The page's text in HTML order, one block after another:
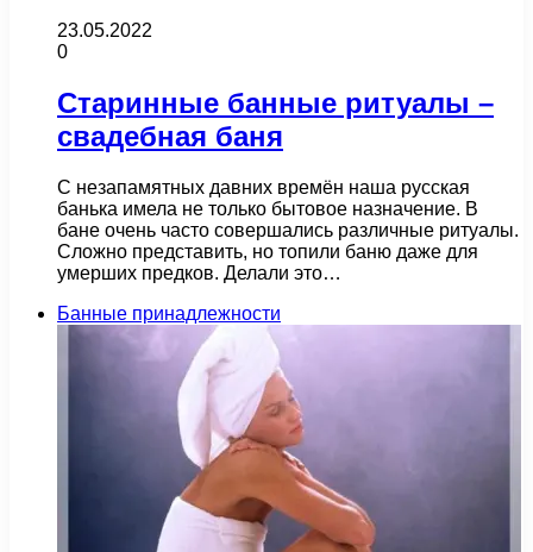
23.05.2022
0
Старинные банные ритуалы –
свадебная баня
С незапамятных давних времён наша русская
банька имела не только бытовое назначение. В
бане очень часто совершались различные ритуалы.
Сложно представить, но топили баню даже для
умерших предков. Делали это…
Банные принадлежности